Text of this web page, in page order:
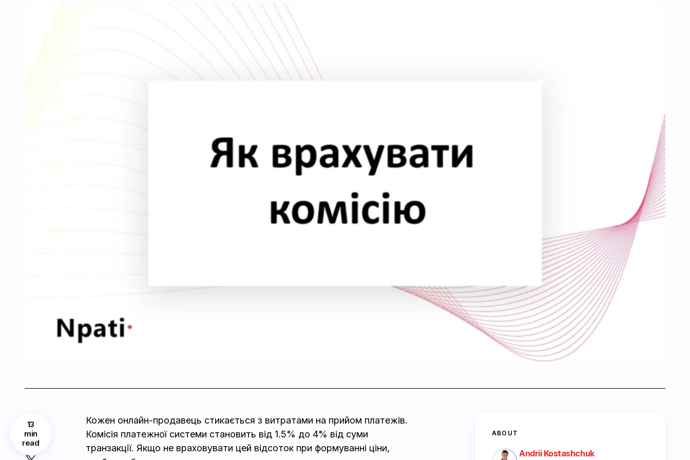
13
min
read
Кожен онлайн-продавець стикається з витратами на прийом платежів.
Комісія платежної системи становить від 1.5% до 4% від суми
транзакції. Якщо не враховувати цей відсоток при формуванні ціни,
ABOUT
Andrii Kostashchuk